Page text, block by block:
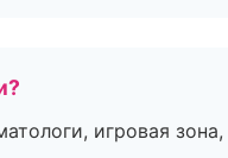
игровая